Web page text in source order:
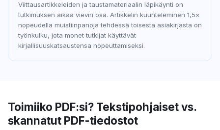
Viittausartikkeleiden ja taustamateriaalin läpikäynti on
tutkimuksen aikaa vievin osa. Artikkelin kuunteleminen 1,5×
nopeudella muistiinpanoja tehdessä toisesta asiakirjasta on
työnkulku, jota monet tutkijat käyttävät
kirjallisuuskatsaustensa nopeuttamiseksi.
Toimiiko PDF:si? Tekstipohjaiset vs.
skannatut PDF-tiedostot